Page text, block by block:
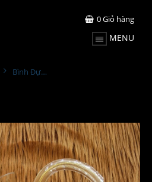
0Giỏ hàng
MENU
Bình Đựng Rượu Vang - Decanter Dáng Đẹp M01